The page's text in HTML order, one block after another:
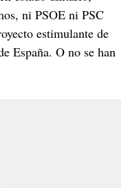
ni PSOE ni PSC
estimulante de
España. O no se han